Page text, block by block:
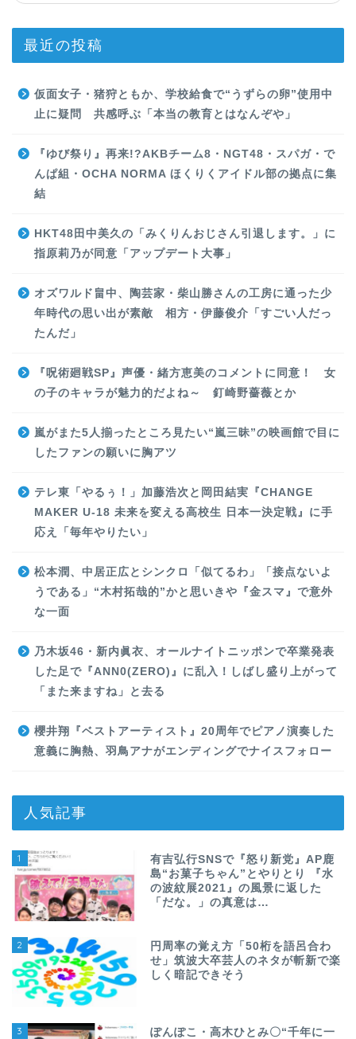
最近の投稿
仮面女子・猪狩ともか、学校給食で“うずらの卵”使用中
止に疑問 共感呼ぶ「本当の教育とはなんぞや」
『ゆび祭り』再来!?AKBチーム8・NGT48・スパガ・で
んぱ組・OCHA NORMA ほくりくアイドル部の拠点に集
結
HKT48田中美久の「みくりんおじさん引退します。」に
指原莉乃が同意「アップデート大事」
オズワルド畠中、陶芸家・柴山勝さんの工房に通った少
年時代の思い出が素敵 相方・伊藤俊介「すごい人だっ
たんだ」
『呪術廻戦SP』声優・緒方恵美のコメントに同意！ 女
の子のキャラが魅力的だよね～ 釘崎野薔薇とか
嵐がまた5人揃ったところ見たい“嵐三昧”の映画館で目に
したファンの願いに胸アツ
テレ東「やるぅ！」加藤浩次と岡田結実『CHANGE
MAKER U-18 未来を変える高校生 日本一決定戦』に手
応え「毎年やりたい」
松本潤、中居正広とシンクロ「似てるわ」「接点ないよ
うである」“木村拓哉的”かと思いきや『金スマ』で意外
な一面
乃木坂46・新内眞衣、オールナイトニッポンで卒業発表
した足で『ANN0(ZERO)』に乱入！しばし盛り上がって
「また来ますね」と去る
櫻井翔『ベストアーティスト』20周年でピアノ演奏した
意義に胸熱、羽鳥アナがエンディングでナイスフォロー
人気記事
1
有吉弘行SNSで『怒り新党』AP鹿
島“お菓子ちゃん”とやりとり 『水
の波紋展2021』の風景に返した
「だな。」の真意は…
2
円周率の覚え方「50桁を語呂合わ
せ」筑波大卒芸人のネタが斬新で楽
しく暗記できそう
3
ぽんぽこ・高木ひとみ〇“千年に一